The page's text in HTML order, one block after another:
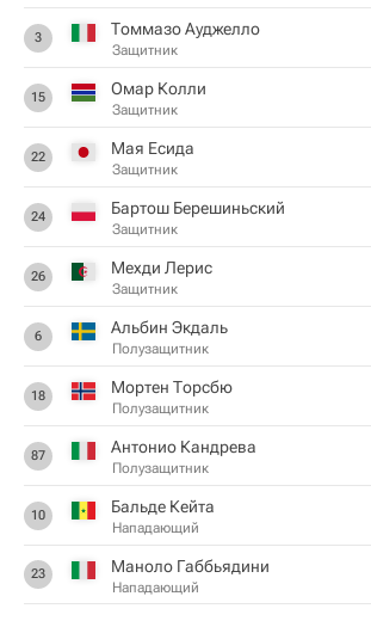
3 Томмазо Ауджелло
Защитник
15 Омар Колли
Защитник
22 Мая Есида
Защитник
24 Бартош Берешиньский
Защитник
26 Мехди Лерис
Защитник
6 Альбин Экдаль
Полузащитник
18 Мортен Торсбю
Полузащитник
87 Антонио Кандрева
Полузащитник
10 Бальде Кейта
Нападающий
23 Маноло Габбьядини
Нападающий